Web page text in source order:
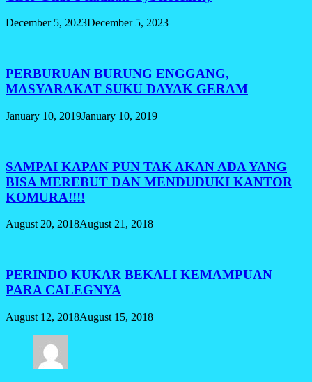
December 5, 2023December 5, 2023
PERBURUAN BURUNG ENGGANG,
MASYARAKAT SUKU DAYAK GERAM
January 10, 2019January 10, 2019
SAMPAI KAPAN PUN TAK AKAN ADA YANG
BISA MEREBUT DAN MENDUDUKI KANTOR
KOMURA!!!!
August 20, 2018August 21, 2018
PERINDO KUKAR BEKALI KEMAMPUAN
PARA CALEGNYA
August 12, 2018August 15, 2018